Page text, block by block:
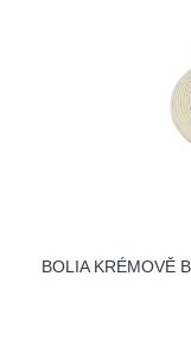
BOLIA KRÉMOVĚ